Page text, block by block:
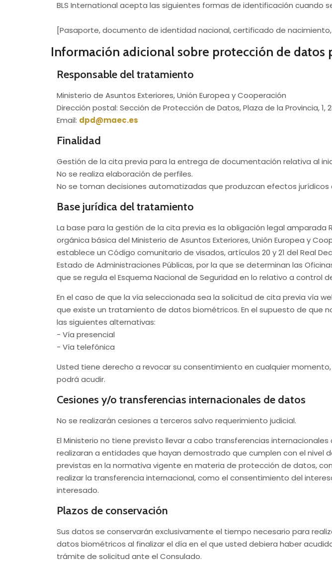
BLS International acepta las siguientes formas de identificación cuando
[Pasaporte, documento de identidad nacional, certificado de
Información adicional sobre protección de datos
Responsable del tratamiento
Ministerio de Asuntos Exteriores, Unión Europea y Cooperación
Dirección postal: Sección de Protección de Datos, Plaza de la Provincia, 1,
Email: dpd@maec.es
Finalidad
Gestión de la cita previa para la entrega de documentación relativa al
No se realiza elaboración de perfiles.
No se toman decisiones automatizadas que produzcan efectos jurídicos
Base jurídica del tratamiento
La base para la gestión de la cita previa es la obligación legal amparada
orgánica básica del Ministerio de Asuntos Exteriores, Unión Europea y
establece un Código comunitario de visados, artículos 20 y 21 del Real
Estado de Administraciones Públicas, por la que se determinan las
que se regula el Esquema Nacional de Seguridad en lo relativo a control
En el caso de que la vía seleccionada sea la solicitud de cita previa vía
que existe un tratamiento de datos biométricos. En el supuesto de que
las siguientes alternativas:
- Vía presencial
- Vía telefónica
Usted tiene derecho a revocar su consentimiento en cualquier
podrá acudir.
Cesiones y/o transferencias internacionales de datos
No se realizarán cesiones a terceros salvo requerimiento judicial.
El Ministerio no tiene previsto llevar a cabo transferencias
realizaran a entidades que hayan demostrado que cumplen con el
previstas en la normativa vigente en materia de protección de datos,
realizar la transferencia internacional, como el consentimiento del
interesado.
Plazos de conservación
Sus datos se conservarán exclusivamente el tiempo necesario para
datos biométricos al finalizar el día en el que usted debiera haber
trámite de solicitud ante el Consulado.